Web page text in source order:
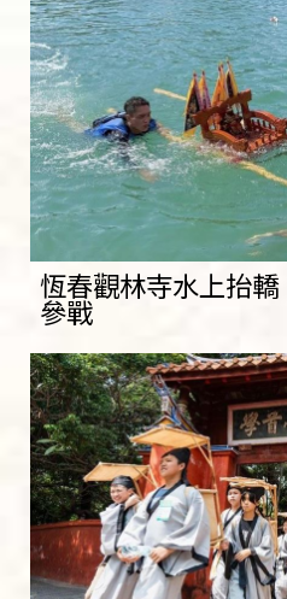
恆春觀林寺水上抬
參戰